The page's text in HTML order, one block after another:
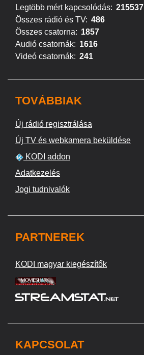
Legtöbb mért kapcsolódás: 215537
Összes rádió és TV: 486
Összes csatorna: 1857
Audió csatornák: 1616
Videó csatornák: 241
TOVÁBBIAK
Új rádió regisztrálása
Új TV és webkamera beküldése
KODI addon
Adatkezelés
Jogi tudnivalók
PARTNEREK
KODI magyar kiegészítők
KAPCSOLAT